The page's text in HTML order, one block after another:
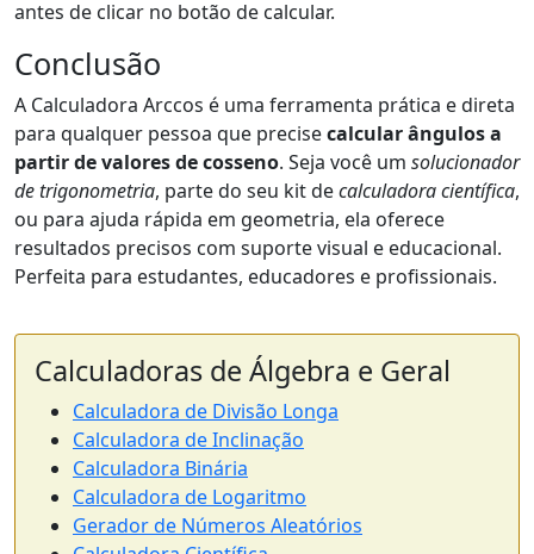
antes de clicar no botão de calcular.
Conclusão
A Calculadora Arccos é uma ferramenta prática e direta
para qualquer pessoa que precisecalcular ângulos a
partir de valores de cosseno. Seja você um solucionador
de trigonometria, parte do seu kit decalculadora científica,
ou para ajuda rápida em geometria, ela oferece
resultados precisos com suporte visual e educacional.
Perfeita para estudantes, educadores e profissionais.
Calculadoras de Álgebra e Geral
Calculadora de Divisão Longa
Calculadora de Inclinação
Calculadora Binária
Calculadora de Logaritmo
Gerador de Números Aleatórios